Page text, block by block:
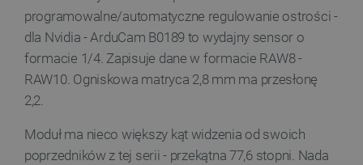
programowalne/automatyczne regulowanie ostrości -
dla Nvidia - ArduCam B0189 to wydajny sensor o
formacie 1/4. Zapisuje dane w formacie RAW8 -
RAW10. Ogniskowa matryca 2,8 mm ma przesłonę
2,2.
Moduł ma nieco większy kąt widzenia od swoich
poprzedników z tej serii - przekątna 77,6 stopni. Nada
VISITOR_PRIVACY_METADATA
YouTube